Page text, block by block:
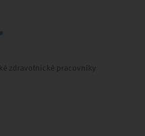
zdravotnické pracovníky